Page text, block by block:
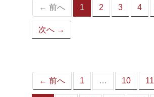
← 前へ 1
（こ
2 3 4
次へ →
← 前へ 1 … 10 11